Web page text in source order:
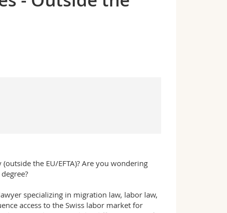
the EU/EFTA)? Are you wondering
specializing in migration law, labor law,
access to the Swiss labor market for